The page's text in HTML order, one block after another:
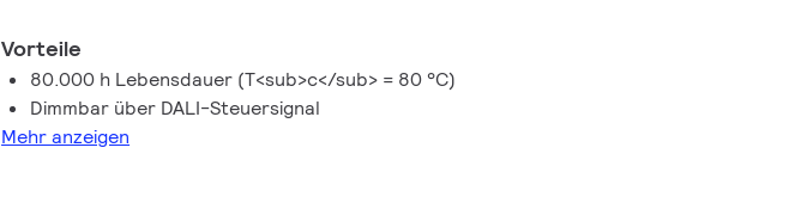
Vorteile
80.000 h Lebensdauer (T<sub>c</sub> = 80 °C)
Dimmbar über DALI-Steuersignal
Mehr anzeigen